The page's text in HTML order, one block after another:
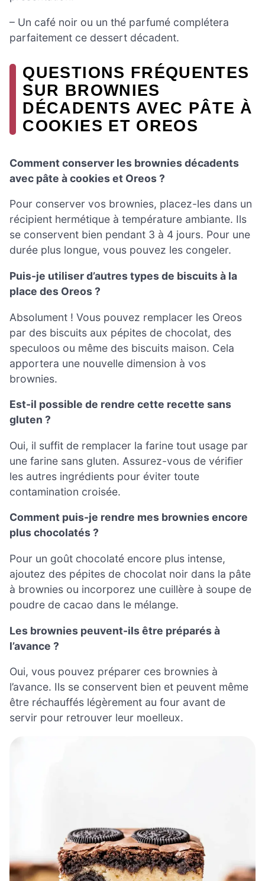
– Un café noir ou un thé parfumé complétera
parfaitement ce dessert décadent.
QUESTIONS FRÉQUENTES
SUR BROWNIES
DÉCADENTS AVEC PÂTE À
COOKIES ET OREOS
Comment conserver les brownies décadents
avec pâte à cookies et Oreos ?
Pour conserver vos brownies, placez-les dans un
récipient hermétique à température ambiante. Ils
se conservent bien pendant 3 à 4 jours. Pour une
durée plus longue, vous pouvez les congeler.
Puis-je utiliser d’autres types de biscuits à la
place des Oreos ?
Absolument ! Vous pouvez remplacer les Oreos
par des biscuits aux pépites de chocolat, des
speculoos ou même des biscuits maison. Cela
apportera une nouvelle dimension à vos
brownies.
Est-il possible de rendre cette recette sans
gluten ?
Oui, il suffit de remplacer la farine tout usage par
une farine sans gluten. Assurez-vous de vérifier
les autres ingrédients pour éviter toute
contamination croisée.
Comment puis-je rendre mes brownies encore
plus chocolatés ?
Pour un goût chocolaté encore plus intense,
ajoutez des pépites de chocolat noir dans la pâte
à brownies ou incorporez une cuillère à soupe de
poudre de cacao dans le mélange.
Les brownies peuvent-ils être préparés à
l’avance ?
Oui, vous pouvez préparer ces brownies à
l’avance. Ils se conservent bien et peuvent même
être réchauffés légèrement au four avant de
servir pour retrouver leur moelleux.